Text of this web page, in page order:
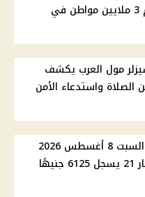
بمرحلة جديدة لدعم 3 ملايين مواطن في
مول العرب يكشف
واستدعاء الأمن
أسعار الذهب اليوم السبت 8 أغسطس 2026